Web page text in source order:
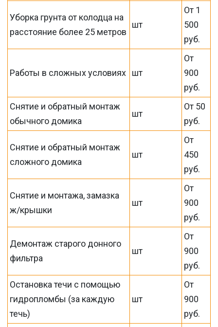
Уборка грунта от колодца на
расстояние более 25 метров
шт
От 1
500
руб.
Работы в сложных условиях шт
От
900
руб.
Снятие и обратный монтаж
обычного домика
шт
От 50
руб.
Снятие и обратный монтаж
сложного домика
шт
От
450
руб.
Снятие и монтажа, замазка
ж/крышки
шт
От
900
руб.
Демонтаж старого донного
фильтра
шт
От
900
руб.
Остановка течи с помощью
гидропломбы (за каждую
течь)
шт
От
900
руб.